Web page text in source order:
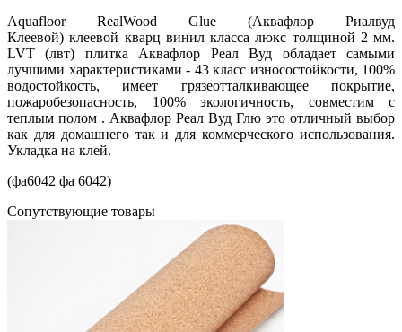
Aquafloor RealWood Glue (Аквафлор Риалвуд
Клеевой) клеевой кварц винил класса люкс толщиной 2 мм.
LVT (лвт) плитка Аквафлор Реал Вуд обладает самыми
лучшими характеристиками - 43 класс износостойкости, 100%
водостойкость, имеет грязеотталкивающее покрытие,
пожаробезопасность, 100% экологичность, совместим с
теплым полом . Аквафлор Реал Вуд Глю это отличный выбор
как для домашнего так и для коммерческого использования.
Укладка на клей.
(фа6042 фа 6042)
Cопутствующие товары